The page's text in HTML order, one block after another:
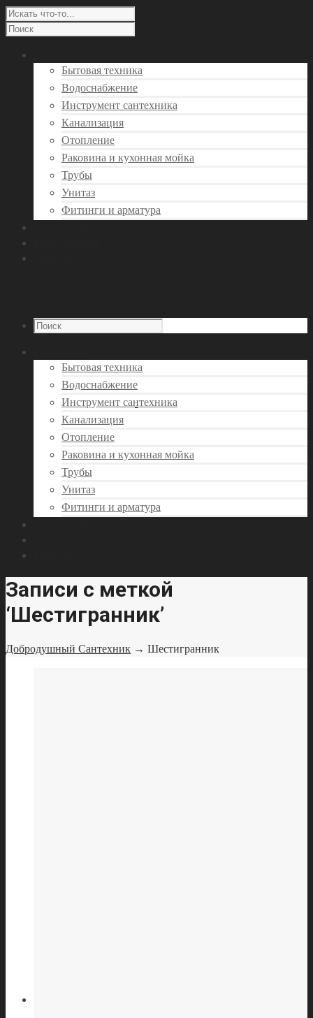
Бытовая техника
Водоснабжение
Инструмент сантехника
Канализация
Отопление
Раковина и кухонная мойка
Трубы
Унитаз
Фитинги и арматура
Бытовая техника
Водоснабжение
Инструмент сантехника
Канализация
Отопление
Раковина и кухонная мойка
Трубы
Унитаз
Фитинги и арматура
Записи с меткой
‘Шестигранник’
Добродушный Сантехник → Шестигранник